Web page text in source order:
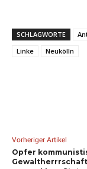
SCHLAGWORTE
Linke
Neukölln
Vorheriger Artikel
Opfer